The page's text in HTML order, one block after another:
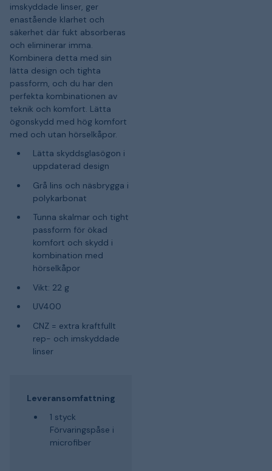
imskyddade linser, ger
enastående klarhet och
säkerhet där fukt absorberas
och eliminerar imma.
Kombinera detta med sin
lätta design och tighta
passform, och du har den
perfekta kombinationen av
teknik och komfort. Lätta
ögonskydd med hög komfort
med och utan hörselkåpor.
Lätta skyddsglasögon i
uppdaterad design
Grå lins och näsbrygga i
polykarbonat
Tunna skalmar och tight
passform för ökad
komfort och skydd i
kombination med
hörselkåpor
Vikt: 22 g
UV400
CNZ = extra kraftfullt
rep- och imskyddade
linser
Leveransomfattning
1 styck
Förvaringspåse i
microfiber